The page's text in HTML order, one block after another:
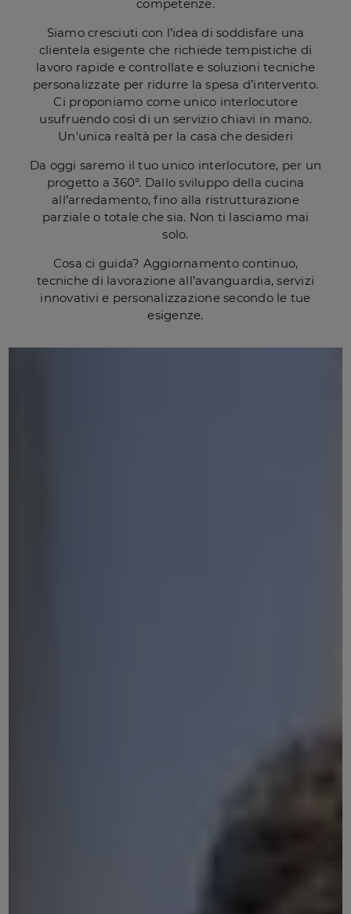
competenze.
Siamo cresciuti con l’idea di soddisfare una
clientela esigente che richiede tempistiche di
lavoro rapide e controllate e soluzioni tecniche
personalizzate per ridurre la spesa d’intervento.
Ci proponiamo come unico interlocutore
usufruendo così di un servizio chiavi in mano.
Un'unica realtà per la casa che desideri
Da oggi saremo il tuo unico interlocutore, per un
progetto a 360°. Dallo sviluppo della cucina
all’arredamento, fino alla ristrutturazione
parziale o totale che sia. Non ti lasciamo mai
solo.
Cosa ci guida? Aggiornamento continuo,
tecniche di lavorazione all’avanguardia, servizi
innovativi e personalizzazione secondo le tue
esigenze.